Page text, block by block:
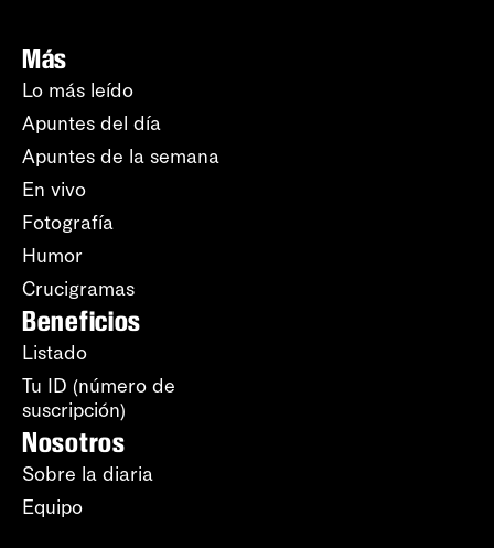
Más
Lo más leído
Apuntes del día
Apuntes de la semana
En vivo
Fotografía
Humor
Crucigramas
Beneficios
Listado
Tu ID (número de
suscripción)
Nosotros
Sobre la diaria
Equipo